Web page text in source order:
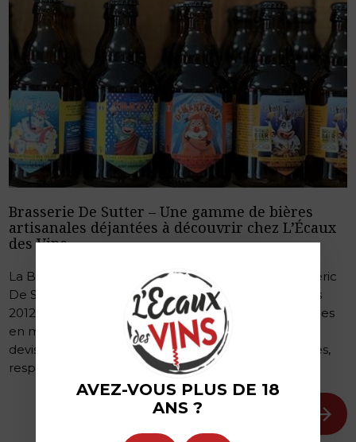
Brasserie De Sutter – Une gamme de bières
artisanales déjantées à découvrir chez L’Écaux
des Vins
La Brasserie De Sutter, fondée par Antoine et Frédéric
De Sutter, est située à Gisors, en Normandie. Depuis
2012, elle est devenue l’une des références régionales
en matière de bière artisanale indépendante. Leur
devise : produire des bières gourmandes, accessibles,
respectueuses de l’environneme...
AVEZ-VOUS PLUS DE 18
ANS ?